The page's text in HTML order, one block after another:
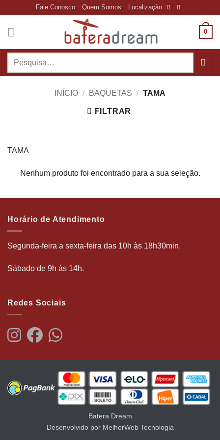
content
Fale Conosco Quem Somos Localização
0
Pesquisar
INÍCIO / BAQUETAS / TAMA
FILTRAR
TAMA
Nenhum produto foi encontrado para a sua seleção.
Horário de Atendimento
Segunda-feira a sexta-feira das 10h às 18h30min.
Sábado de 9h às 14h.
Redes Sociais
Batera Dream
Desenvolvido por MelhorWeb Tecnologia